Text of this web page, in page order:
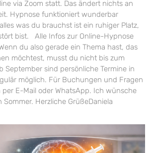
via Zoom statt. Das ändert nichts an
Hypnose funktioniert wunderbar
was du brauchst ist ein ruhiger Platz,
bist. Alle Infos zur Online-Hypnose
du also gerade ein Thema hast, das
möchtest, musst du nicht bis zum
September sind persönliche Termine in
möglich. Für Buchungen und Fragen
E-Mail oder WhatsApp. Ich wünsche
Herzliche GrüßeDaniela